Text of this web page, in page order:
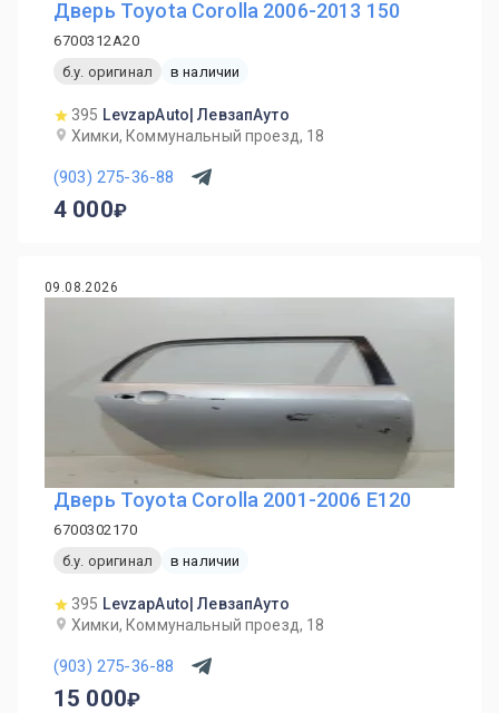
Дверь Toyota Corolla 2006-2013 150
6700312A20
б.у. оригинал
в наличии
395 LevzapAuto| ЛевзапАуто
Химки, Коммунальный проезд, 18
(903) 275-36-88
4 000
09.08.2026
Дверь Toyota Corolla 2001-2006 E120
6700302170
б.у. оригинал
в наличии
395 LevzapAuto| ЛевзапАуто
Химки, Коммунальный проезд, 18
(903) 275-36-88
15 000